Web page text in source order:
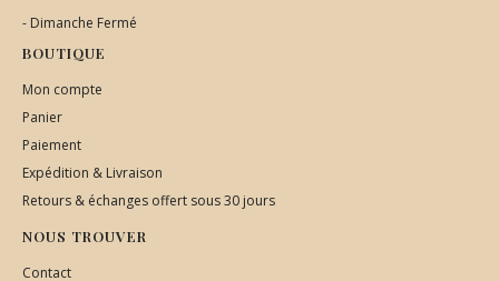
- Dimanche Fermé
BOUTIQUE
Mon compte
Panier
Paiement
Expédition & Livraison
Retours & échanges offert sous 30 jours
NOUS TROUVER
Contact